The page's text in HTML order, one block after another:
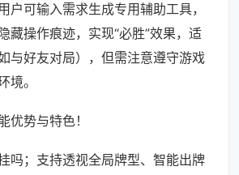
户可输入需求生成专用辅助工具，
藏操作痕迹，实现“必胜”效果，适
与好友对局），但需注意遵守游戏
境。
优势与特色！
吗；支持透视全局牌型、智能出牌